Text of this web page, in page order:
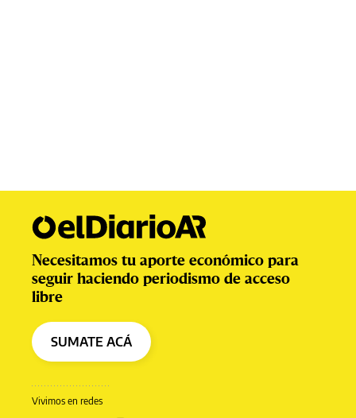
Vivimos en redes
Necesitamos tu aporte económico para
seguir haciendo periodismo de acceso
libre
SUMATE ACÁ